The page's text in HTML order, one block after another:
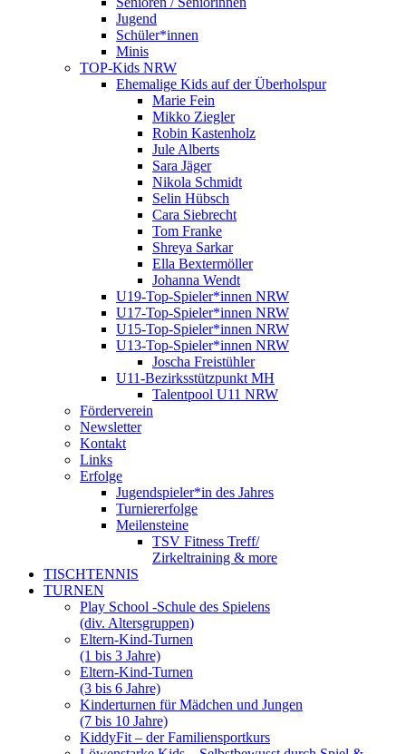
Jugend
Schüler*innen
Minis
TOP-Kids NRW
Ehemalige Kids auf der Überholspur
Marie Fein
Mikko Ziegler
Robin Kastenholz
Jule Alberts
Sara Jäger
Nikola Schmidt
Selin Hübsch
Cara Siebrecht
Tom Franke
Shreya Sarkar
Ella Bextermöller
Johanna Wendt
U19-Top-Spieler*innen NRW
U17-Top-Spieler*innen NRW
U15-Top-Spieler*innen NRW
U13-Top-Spieler*innen NRW
Joscha Freistühler
U11-Bezirksstützpunkt MH
Talentpool U11 NRW
Förderverein
Newsletter
Kontakt
Links
Erfolge
Jugendspieler*in des Jahres
Turniererfolge
Meilensteine
TSV Fitness Treff/
Zirkeltraining & more
TISCHTENNIS
TURNEN
Play School -Schule des Spielens
(div. Altersgruppen)
Eltern-Kind-Turnen
(1 bis 3 Jahre)
Eltern-Kind-Turnen
(3 bis 6 Jahre)
Kinderturnen für Mädchen und Jungen
(7 bis 10 Jahre)
KiddyFit – der Familiensportkurs